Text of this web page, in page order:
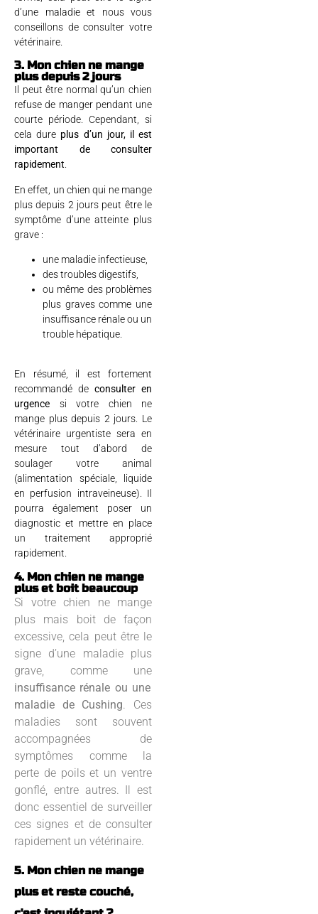
d’une maladie et nous vous
conseillons de consulter votre
vétérinaire.
3. Mon chien ne mange
plus depuis 2 jours
Il peut être normal qu’un chien
refuse de manger pendant une
courte période. Cependant, si
cela dure plus d’un jour, il est
important de consulter
rapidement
En effet, un chien qui ne mange
plus depuis 2 jours peut être le
symptôme d’une atteinte plus
grave :
une maladie infectieuse,
des troubles digestifs,
ou même des problèmes
plus graves comme une
insuffisance rénale ou un
trouble hépatique.
En résumé, il est fortement
recommandé de consulter en
urgence
si votre chien ne
mange plus depuis 2 jours. Le
vétérinaire urgentiste sera en
mesure tout d’abord de
soulager votre animal
(alimentation spéciale, liquide
en perfusion intraveineuse). Il
pourra également poser un
diagnostic et mettre en place
un traitement approprié
rapidement.
4. Mon chien ne mange
plus et boit beaucoup
Si votre chien ne mange
plus mais boit de façon
excessive, cela peut être le
signe d’une maladie plus
grave, comme une
insuffisance rénale ou une
maladie de Cushing . Ces
maladies sont souvent
accompagnées de
symptômes comme la
perte de poils et un ventre
gonflé, entre autres. Il est
donc essentiel de surveiller
ces signes et de consulter
rapidement un vétérinaire.
5. Mon chien ne mange
plus et reste couché,